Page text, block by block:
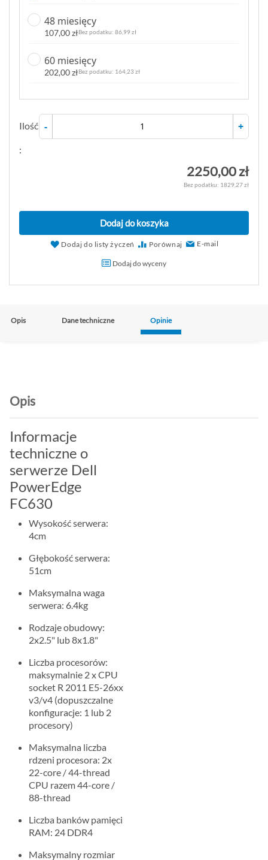
48 miesięcy
107,00 zł 86,99 zł
60 miesięcy
202,00 zł 164,23 zł
Ilość
:
- +
2250,00 zł
1829,27 zł
Dodaj do koszyka
Dodaj do listy życzeń Porównaj E-mail
Dodaj do wyceny
Opis Dane techniczne Opinie
Opis
Informacje
techniczne o
serwerze Dell
PowerEdge
FC630
Wysokość serwera:
4cm
Głębokość serwera:
51cm
Maksymalna waga
serwera: 6.4kg
Rodzaje obudowy:
2x2.5" lub 8x1.8"
Liczba procesorów:
maksymalnie 2 x CPU
socket R 2011 E5-26xx
v3/v4 (dopuszczalne
konfiguracje: 1 lub 2
procesory)
Maksymalna liczba
rdzeni procesora: 2x
22-core / 44-thread
CPU razem 44-core /
88-thread
Liczba banków pamięci
RAM: 24 DDR4
Maksymalny rozmiar